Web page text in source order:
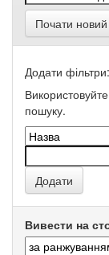
Почати
Додати фільтри:
пошуку.
Вивести на